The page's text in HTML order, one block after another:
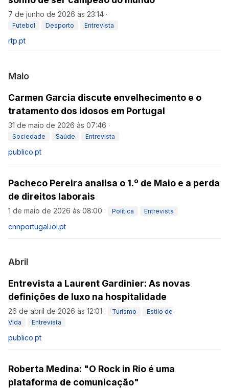
7 de junho de 2026 às 23:14 ·
Futebol Desporto Entrevista
rtp.pt
Maio
Carmen Garcia discute envelhecimento e o
tratamento dos idosos em Portugal
31 de maio de 2026 às 07:46 ·
Sociedade Saúde Entrevista
publico.pt
Pacheco Pereira analisa o 1.º de Maio e a perda
de direitos laborais
1 de maio de 2026 às 08:00 · Política Entrevista
cnnportugal.iol.pt
Abril
Entrevista a Laurent Gardinier: As novas
definições de luxo na hospitalidade
26 de abril de 2026 às 12:01 · Turismo
Estilo de
Vida
Entrevista
publico.pt
Roberta Medina: "O Rock in Rio é uma
plataforma de comunicação"